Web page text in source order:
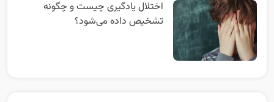
اختلال یادگیری چیست و چگونه
تشخیص داده می‌شود؟